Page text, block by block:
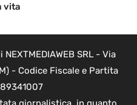
vita
SRL - Via
- Codice Fiscale e Partita